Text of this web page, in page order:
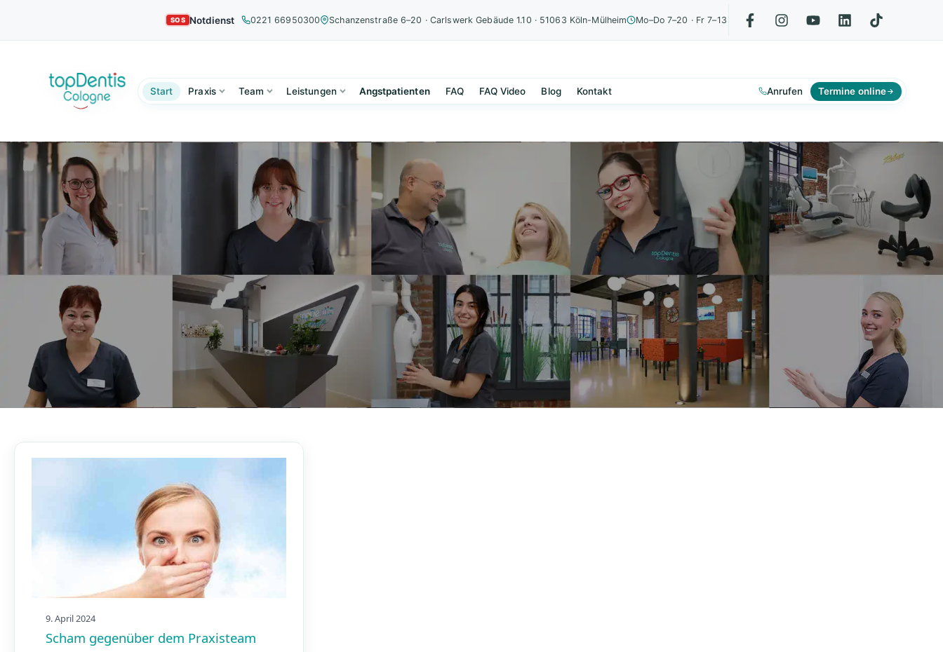
Notdienst 0221 66950300 Schanzenstraße 6–20 · Carlswerk Gebäude 1.10 · 51063 Köln-Mülheim Mo–Do 7–20 · Fr 7–13
Start Praxis Team Leistungen Angstpatienten FAQ FAQ Video Blog Kontakt Anrufen Termine online
Unser Blog
9. April 2024
Scham gegenüber dem Praxisteam